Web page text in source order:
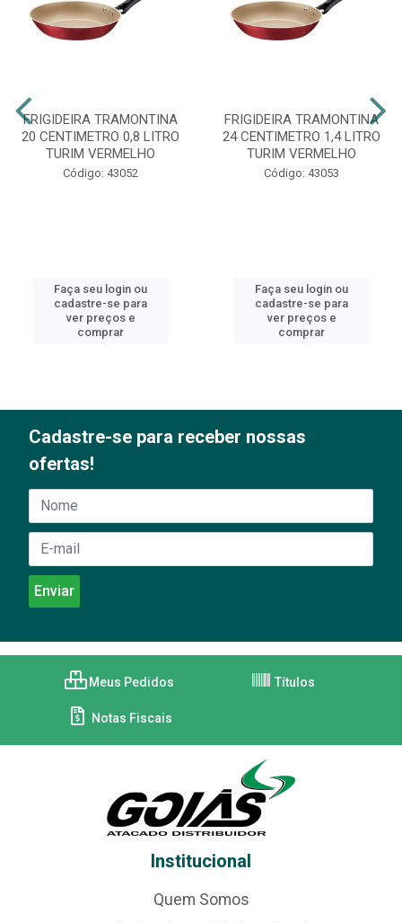
FRIGIDEIRA TRAMONTINA
20 CENTIMETRO 0,8 LITRO
TURIM VERMELHO
Código: 43052
Faça seu login ou
cadastre-se para
ver preços e
comprar
FRIGIDEIRA TRAMONTINA
24 CENTIMETRO 1,4 LITRO
TURIM VERMELHO
Código: 43053
Faça seu login ou
cadastre-se para
ver preços e
comprar
Cadastre-se para receber nossas
ofertas!
Meus Pedidos Títulos
Notas Fiscais
Institucional
Quem Somos